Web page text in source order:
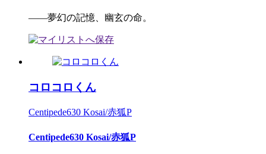
――夢幻の記憶、幽玄の命。
コロコロくん
Centipede630 Kosai/赤狐P
Centipede630 Kosai/赤狐P